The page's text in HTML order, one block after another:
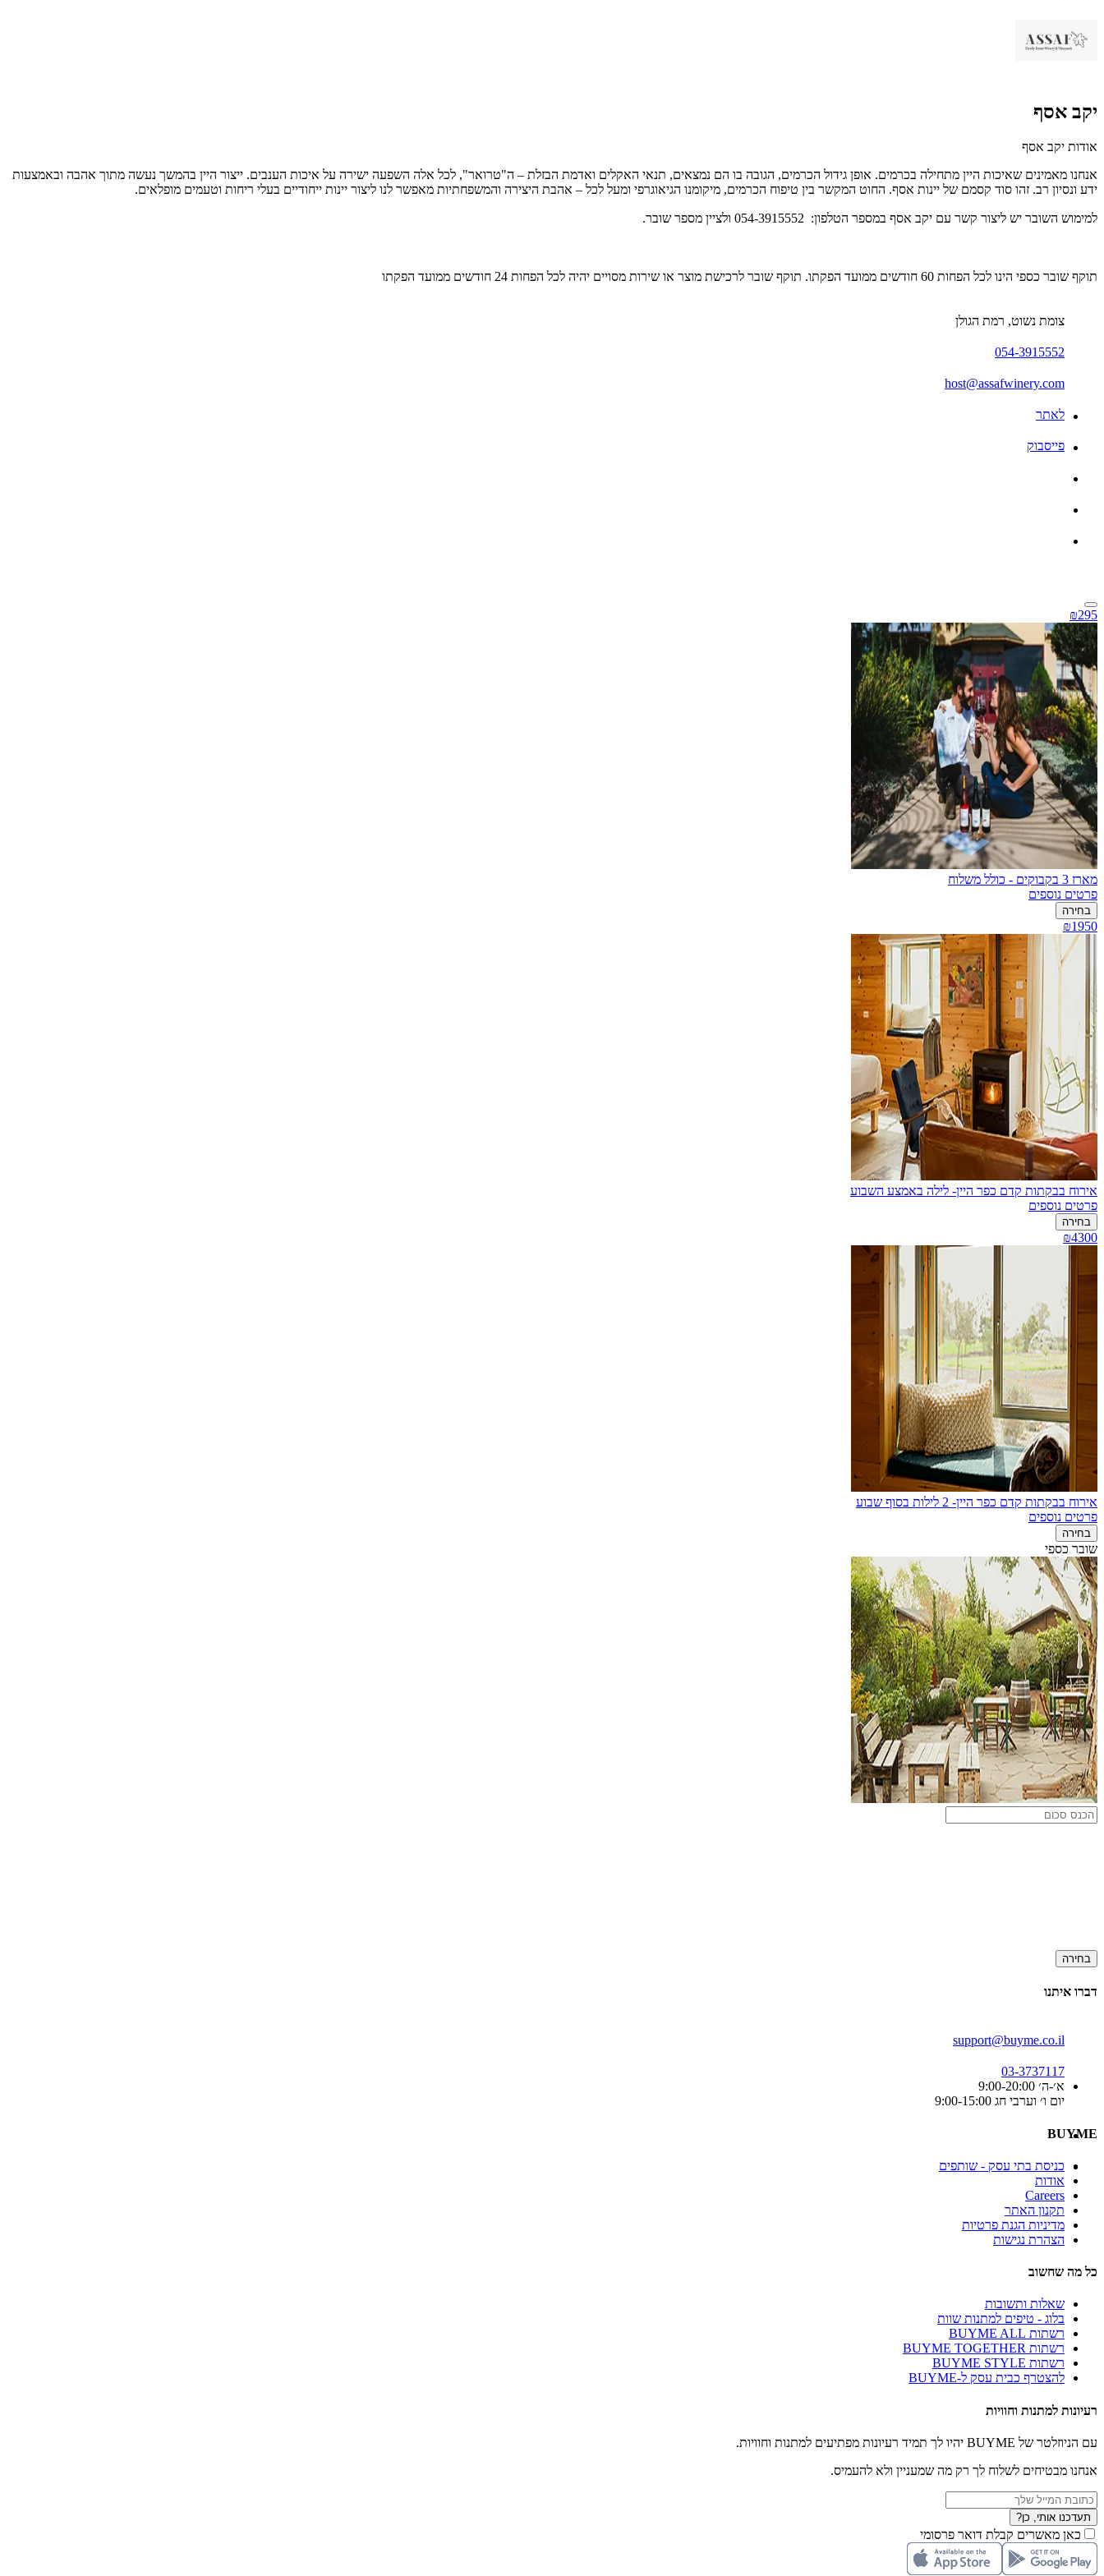
יקב אסף
אודות יקב אסף
אנחנו מאמינים שאיכות היין מתחילה בכרמים. אופן גידול הכרמים, הגובה בו הם נמצאים, תנאי האקלים ואדמת הבזלת – ה"טרואר", לכל אלה השפעה ישירה על איכות הענבים. ייצור היין בהמשך נעשה מתוך אהבה ובאמצעות
ידע ונסיון רב. זהו סוד קסמם של יינות אסף. החוט המקשר בין טיפוח הכרמים, מיקומנו הגיאוגרפי ומעל לכל – אהבת היצירה והמשפחתיות מאפשר לנו ליצור יינות ייחודיים בעלי ריחות וטעמים מופלאים.
למימוש השובר יש ליצור קשר עם יקב אסף במספר הטלפון: 054-3915552 ולציין מספר שובר.
תוקף שובר כספי הינו לכל הפחות 60 חודשים ממועד הפקתו. תוקף שובר לרכישת מוצר או שירות מסויים יהיה לכל הפחות 24 חודשים ממועד הפקתו
צומת נשוט, רמת הגולן
054-3915552
host@assafwinery.com
לאתר
פייסבוק
₪295
מארז 3 בקבוקים - כולל משלוח
פרטים נוספים
בחירה
₪1950
אירוח בבקתות קדם כפר היין- לילה באמצע השבוע
פרטים נוספים
בחירה
₪4300
אירוח בבקתות קדם כפר היין- 2 לילות בסוף שבוע
פרטים נוספים
בחירה
שובר כספי
בחירה
דברו איתנו
support@buyme.co.il
03-3737117
א׳-ה׳ 9:00-20:00
יום ו׳ וערבי חג 9:00-15:00
BUYME
כניסת בתי עסק - שותפים
אודות
Careers
תקנון האתר
מדיניות הגנת פרטיות
הצהרת נגישות
כל מה שחשוב
שאלות ותשובות
בלוג - טיפים למתנות שוות
רשתות BUYME ALL
רשתות BUYME TOGETHER
רשתות BUYME STYLE
להצטרף כבית עסק ל-BUYME
רעיונות למתנות וחוויות
עם הניוזלטר של BUYME יהיו לך תמיד רעיונות מפתיעים למתנות וחוויות.
אנחנו מבטיחים לשלוח לך רק מה שמעניין ולא להעמיס.
תעדכנו אותי, כן?
כאן מאשרים קבלת דואר פרסומי